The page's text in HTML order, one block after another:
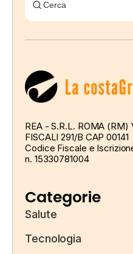
REA - S.R.L. ROMA (RM)
FISCALI 291/B CAP 00141
Codice Fiscale e
n. 15330781004
Categorie
Salute
Tecnologia